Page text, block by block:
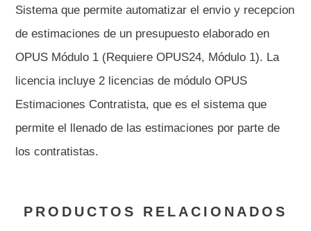
Sistema que permite automatizar el envio y recepcion
de estimaciones de un presupuesto elaborado en
OPUS Módulo 1 (Requiere OPUS24, Módulo 1). La
licencia incluye 2 licencias de módulo OPUS
Estimaciones Contratista, que es el sistema que
permite el llenado de las estimaciones por parte de
los contratistas.
PRODUCTOS RELACIONADOS